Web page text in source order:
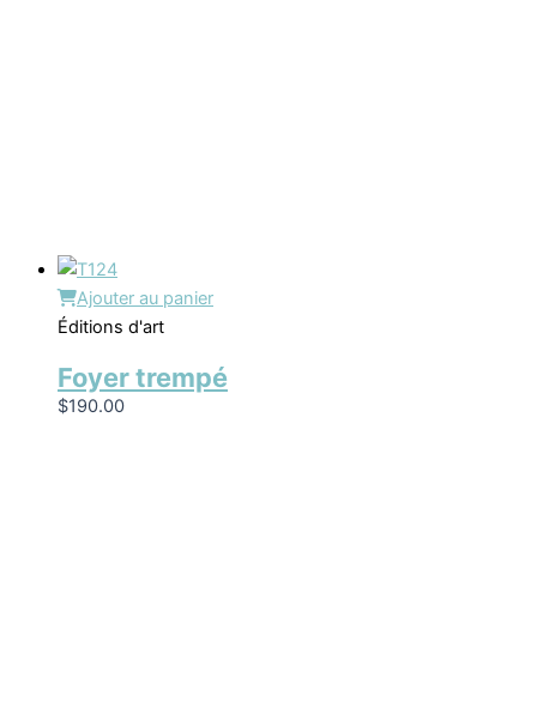
Ajouter au panier
Éditions d'art
Foyer trempé
$190.00